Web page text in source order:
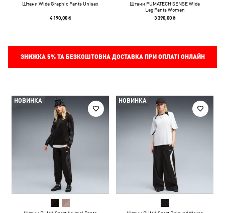
Штани Wide Graphic Pants Unisex
4 190,00 ₴
Штани PUMATECH SENSE Wide
Leg Pants Women
3 390,00 ₴
ЗНИЖКА 5%ТА БЕЗКОШТОВНА ДОСТАВКА ПРИ ОПЛАТІ ОНЛАЙН
НОВИНКА НОВИНКА